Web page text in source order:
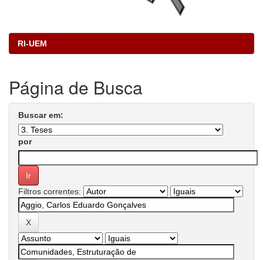
RI-UEM
Página de Busca
Buscar em:
por
Filtros correntes: